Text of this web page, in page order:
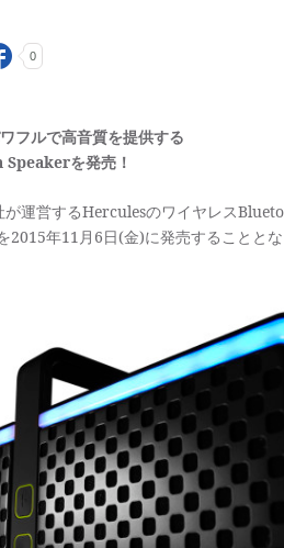
0
フルで高音質を提供する
を発売！
運営するHerculesのワイヤレス
年11月6日(金)に発売することと